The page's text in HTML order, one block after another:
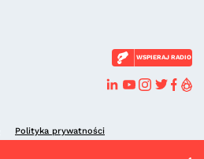
WSPIERAJ RADIO
Polityka prywatności